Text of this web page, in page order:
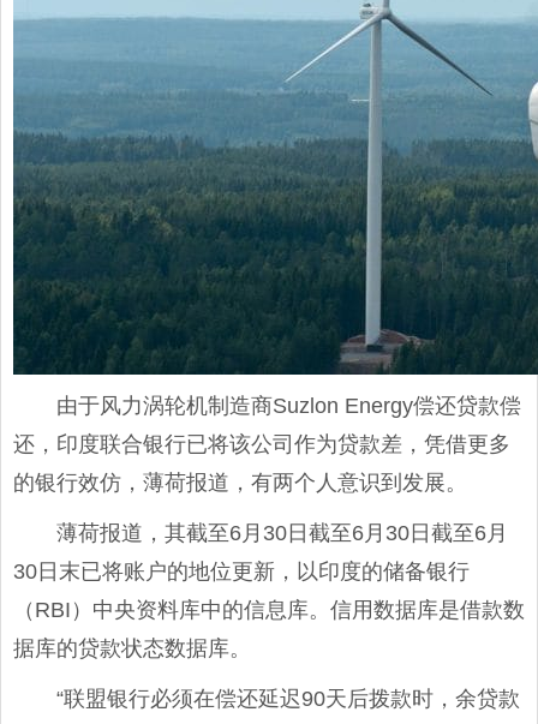
由于风力涡轮机制造商Suzlon Energy偿还贷款偿
还，印度联合银行已将该公司作为贷款差，凭借更多
的银行效仿，薄荷报道，有两个人意识到发展。
薄荷报道，其截至6月30日截至6月30日截至6月
30日末已将账户的地位更新，以印度的储备银行
（RBI）中央资料库中的信息库。信用数据库是借款数
据库的贷款状态数据库。
“联盟银行必须在偿还延迟90天后拨款时，余贷款